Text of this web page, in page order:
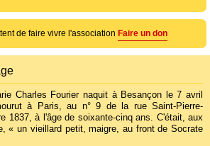
c
e
r
de faire vivre l'association Faire un don
Charles Fourier naquit à Besançon le 7 avril
à Paris, au n° 9 de la rue Saint-Pierre-
1837, à l'âge de soixante-cinq ans. C'était, aux
« un vieillard petit, maigre, au front de Socrate